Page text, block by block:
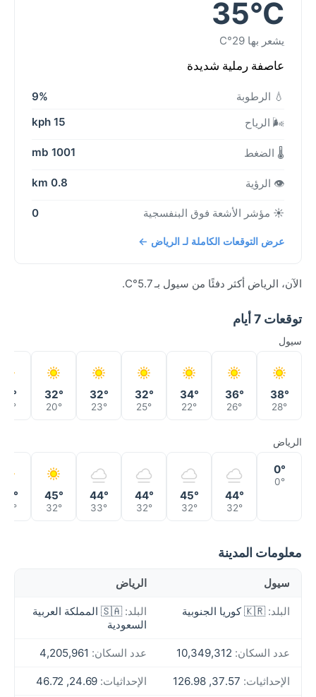
35°C
يشعر بها 29°C
عاصفة رملية شديدة
💧 الرطوبة
9%
🌬️ الرياح
15 kph
🌡️ الضغط 1001 mb
👁️ الرؤية 0.8 km
☀️ مؤشر الأشعة فوق البنفسجية 0
عرض التوقعات الكاملة لـ الرياض ←
الآن، الرياض أكثر دفئًا من سيول بـ 5.7°C.
توقعات 7 أيام
سيول
38°
28°
36°
26°
34°
22°
32°
25°
32°
23°
32°
20°
31°
22°
الرياض
0°
0°
44°
32°
45°
32°
44°
32°
44°
33°
45°
32°
35°
معلومات المدينة
سيول الرياض
البلد: 🇰🇷 كوريا الجنوبية البلد:
🇸🇦 المملكة العربية
السعودية
عدد السكان: عدد السكان:
الإحداثيات: الإحداثيات: